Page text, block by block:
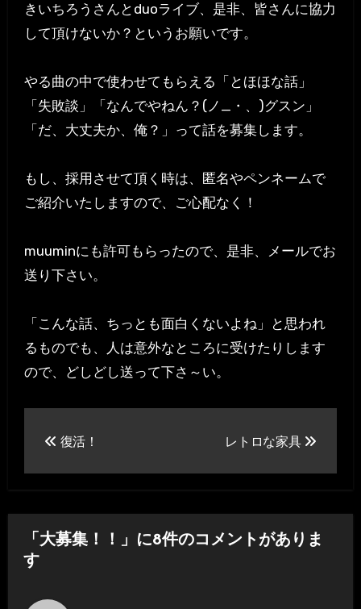
きいちろうさんとduoライブ、是非、皆さんに協力
して頂けないか？というお願いです。
やる曲の中で使わせてもらえる「とほほな話」
「失敗談」「なんでやねん？(ノ_・、)グスン」
「だ、大丈夫か、俺？」って話を募集します。
もし、採用させて頂く時は、匿名やペンネームで
ご紹介いたしますので、ご心配なく！
muuminにも許可もらったので、是非、メールでお
送り下さい。
「こんな話、ちっとも面白くないよね」と思われ
るものでも、人は意外なところに受けたりします
ので、どしどし送って下さ～い。
ビ
ゲ
復活！ レトロな家具
「大募集！！」に8件のコメントがありま
す